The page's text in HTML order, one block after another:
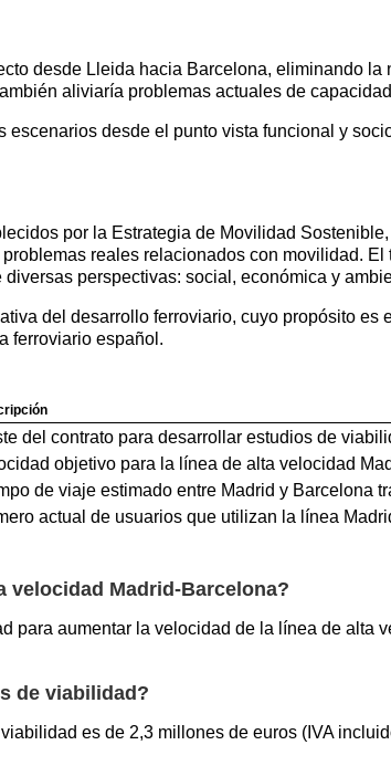
desde Lleida hacia Barcelona, eliminando
aliviaría problemas actuales de
desde el punto vista funcional y
por la Estrategia de Movilidad
reales relacionados con movilidad.
perspectivas: social, económica y
del desarrollo ferroviario, cuyo propósito
ferroviario español.
del contrato para desarrollar estudios de
objetivo para la línea de alta velocidad
de viaje estimado entre Madrid y Barcelona
actual de usuarios que utilizan la línea
velocidad Madrid-Barcelona?
aumentar la velocidad de la línea de alta
de viabilidad?
es de 2,3 millones de euros (IVA